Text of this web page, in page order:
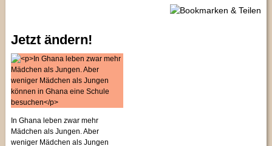
Jetzt ändern!
In Ghana leben zwar mehr
Mädchen als Jungen. Aber
weniger Mädchen als Jungen